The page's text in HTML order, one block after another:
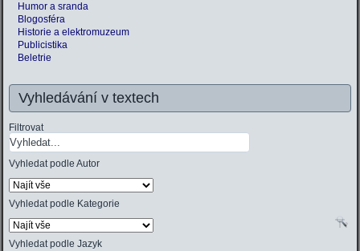
Humor a sranda
Blogosféra
Historie a elektromuzeum
Publicistika
Beletrie
Vyhledávání v textech
Filtrovat
Vyhledat podle Autor
Vyhledat podle Kategorie
Vyhledat podle Jazyk